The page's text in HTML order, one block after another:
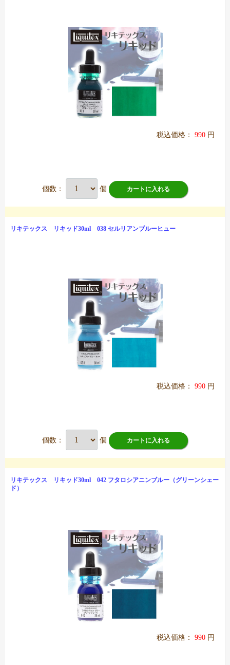
税込価格： 990 円
個数： 個 カートに入れる
リキテックス リキッド30ml 038 セルリアンブルーヒュー
税込価格： 990 円
個数： 個 カートに入れる
リキテックス リキッド30ml 042 フタロシアニンブルー（グリーンシェー
ド）
税込価格： 990 円